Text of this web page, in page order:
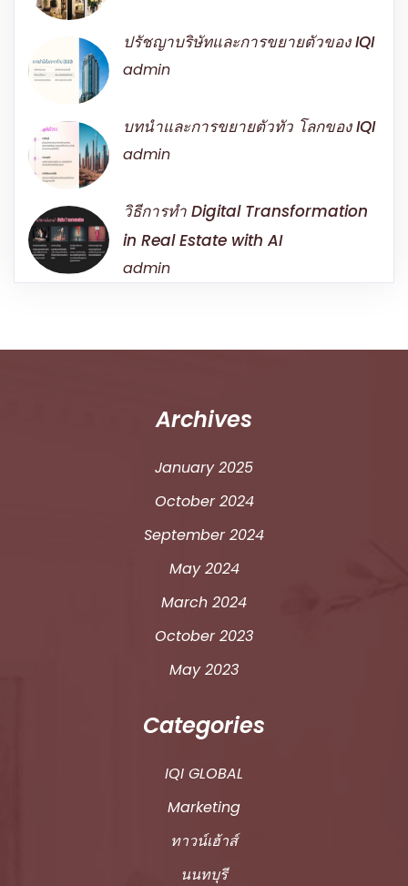
ปรัชญาบริษัทและการขยายตัวของ IQI
admin
บทนําและการขยายตัวทัว โลกของ IQI
admin
วิธีการทำ Digital Transformation
in Real Estate with AI
admin
Archives
January 2025
October 2024
September 2024
May 2024
March 2024
October 2023
May 2023
Categories
IQI GLOBAL
Marketing
ทาวน์เฮ้าส์
นนทบุรี